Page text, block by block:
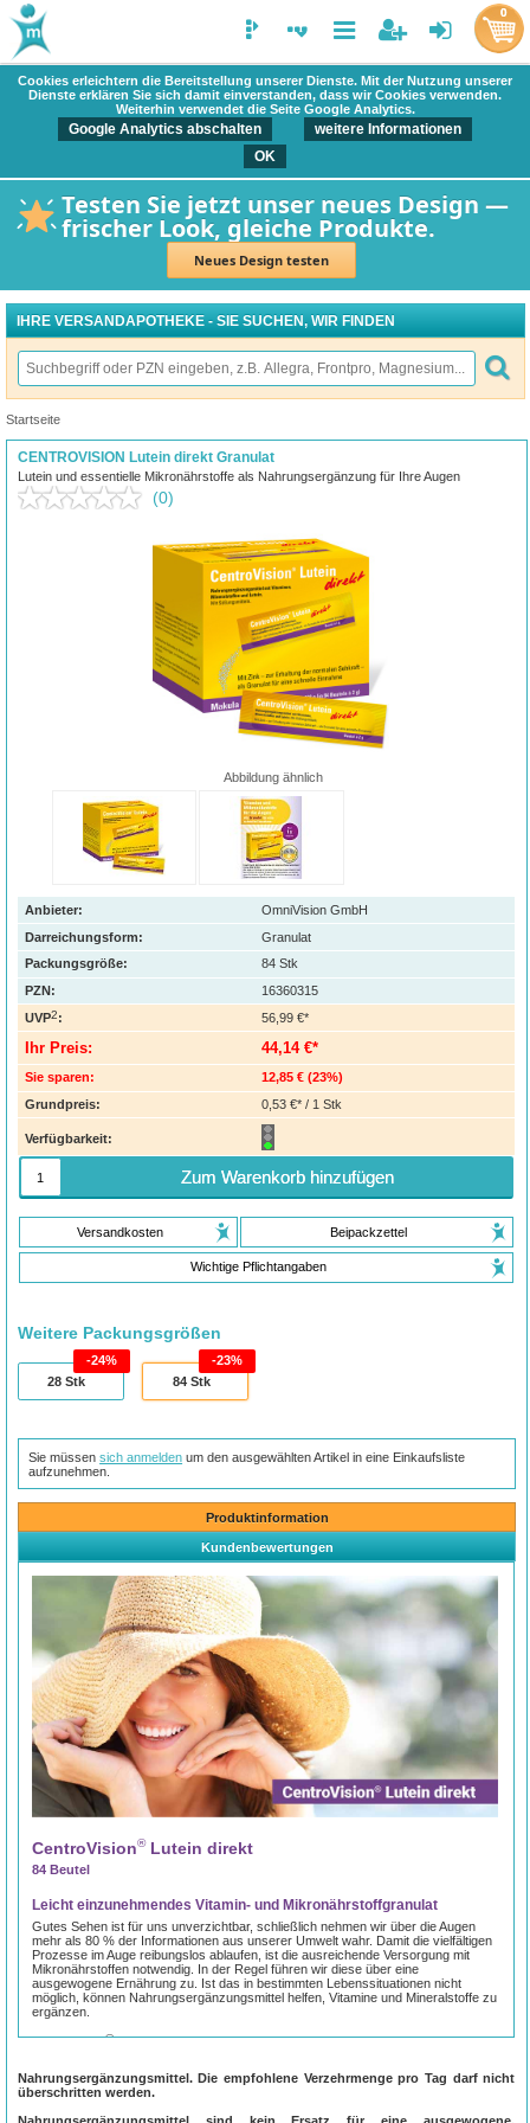
Cookies erleichtern die Bereitstellung unserer Dienste. Mit der Nutzung unserer
Dienste erklären Sie sich damit einverstanden, dass wir Cookies verwenden.
Weiterhin verwendet die Seite Google Analytics.
Google Analytics abschalten
weitere Informationen
OK
Testen Sie jetzt unser neues Design —
frischer Look, gleiche Produkte.
Neues Design testen
0
IHRE VERSANDAPOTHEKE - SIE SUCHEN, WIR FINDEN
Startseite
CENTROVISION Lutein direkt Granulat
Lutein und essentielle Mikronährstoffe als Nahrungsergänzung für Ihre Augen
(0)
Abbildung ähnlich
Anbieter:
OmniVision GmbH
Darreichungsform:
Granulat
Packungsgröße:
84 Stk
PZN:
16360315
UVP2: 56,99 €*
Ihr Preis: 44,14 €*
Sie sparen: 12,85 € (23%)
Grundpreis:
0,53 €* / 1 Stk
Verfügbarkeit:
Zum Warenkorb hinzufügen
Versandkosten Beipackzettel
Wichtige Pflichtangaben
Weitere Packungsgrößen
28 Stk
24%
84Stk
23%
Sie müssensich anmelden um den ausgewählten Artikel in eine Einkaufsliste
aufzunehmen.
Produktinformation
Kundenbewertungen
CentroVision®Lutein direkt
84 Beutel
Leicht einzunehmendes Vitamin- und Mikronährstoffgranulat
Gutes Sehen ist für uns unverzichtbar, schließlich nehmen wir über die Augen
mehr als 80 % der Informationen aus unserer Umwelt wahr. Damit die vielfältigen
Prozesse im Auge reibungslos ablaufen, ist die ausreichende Versorgung mit
Mikronährstoffen notwendig. In der Regel führen wir diese über eine
ausgewogene Ernährung zu. Ist das in bestimmten Lebenssituationen nicht
möglich, können Nahrungsergänzungsmittel helfen, Vitamine und Mineralstoffe zu
ergänzen.
®
essenziellen Vitaminen und Spurenelementen.
Das Granulat ist eine sinnvolle Alternative zu Kapseln und Tabletten,
insbesondere für Menschen mit Schluckbeschwerden. Die Einnahme des
Nahrungsergänzungsmittel. Die empfohlene Verzehrmenge pro Tag darf nicht
überschritten werden.